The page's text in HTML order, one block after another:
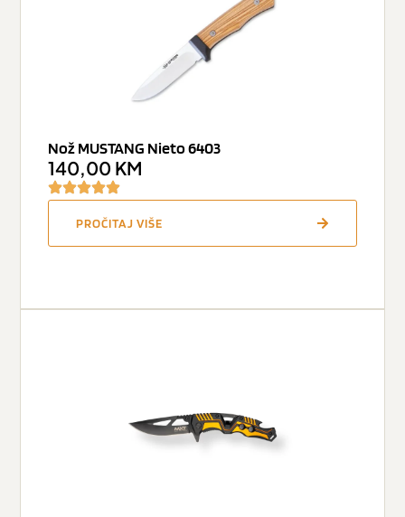
Nož MUSTANG Nieto 6403
140,00 KM
PROČITAJ VIŠE